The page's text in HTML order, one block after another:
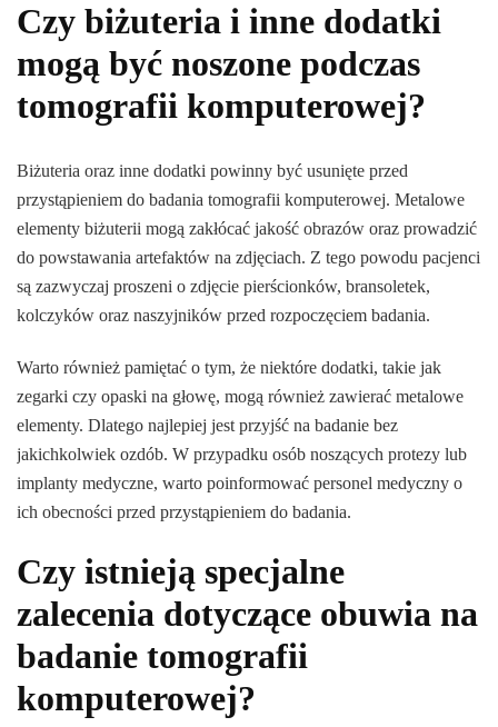
Czy biżuteria i inne dodatki
mogą być noszone podczas
tomografii komputerowej?
Biżuteria oraz inne dodatki powinny być usunięte przed
przystąpieniem do badania tomografii komputerowej. Metalowe
elementy biżuterii mogą zakłócać jakość obrazów oraz prowadzić
do powstawania artefaktów na zdjęciach. Z tego powodu pacjenci
są zazwyczaj proszeni o zdjęcie pierścionków, bransoletek,
kolczyków oraz naszyjników przed rozpoczęciem badania.
Warto również pamiętać o tym, że niektóre dodatki, takie jak
zegarki czy opaski na głowę, mogą również zawierać metalowe
elementy. Dlatego najlepiej jest przyjść na badanie bez
jakichkolwiek ozdób. W przypadku osób noszących protezy lub
implanty medyczne, warto poinformować personel medyczny o
ich obecności przed przystąpieniem do badania.
Czy istnieją specjalne
zalecenia dotyczące obuwia na
badanie tomografii
komputerowej?